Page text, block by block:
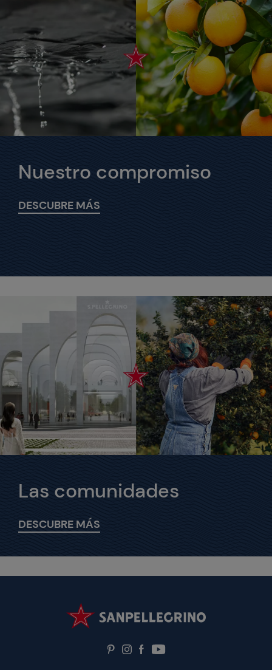
Nuestro compromiso
DESCUBRE MÁS
Las comunidades
DESCUBRE MÁS